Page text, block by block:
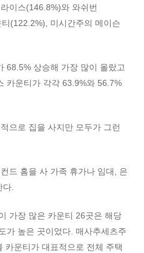
이스(146.8%)와 와쉬번
(122.2%), 미시간주의 메이슨
68.5% 상승해 가장 많이 올랐고
카운티가 각각 63.9%와 56.7%
으로 집을 사지만 모두가 그런
드 홈을 사 가족 휴가나 임대, 은
다.
가장 많은 카운티 26곳은 해당
가 높은 곳이었다. 매사추세츠주
카운티가 대표적으로 전체 주택